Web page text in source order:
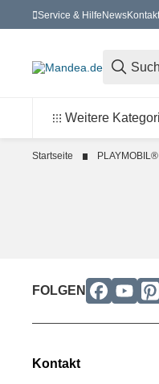
Service & HilfeNewsKontakt
Weitere
Startseite PLAYMOBIL®
FOLGEN
Kontakt